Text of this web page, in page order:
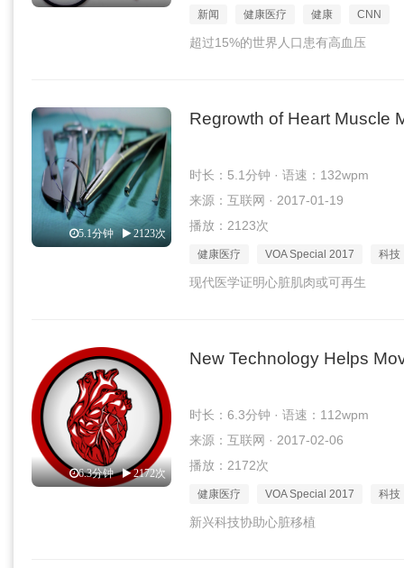
新闻 健康医疗 健康 CNN
超过15%的世界人口患有高血压
5.1分钟 2123次
Regrowth of Heart Muscle
时长：5.1分钟 · 语速：132wpm
来源：互联网 · 2017-01-19
播放：2123次
健康医疗 VOA Special 2017 科技
现代医学证明心脏肌肉或可再生
6.3分钟 2172次
New Technology Helps
时长：6.3分钟 · 语速：112wpm
来源：互联网 · 2017-02-06
播放：2172次
健康医疗 VOA Special 2017 科技
新兴科技协助心脏移植